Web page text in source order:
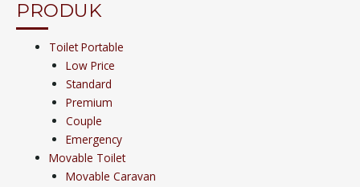
PRODUK
Toilet Portable
Low Price
Standard
Premium
Couple
Emergency
Movable Toilet
Movable Caravan